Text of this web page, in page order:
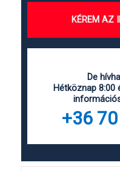
KÉREM AZ
De
Hétköznap 8:00
+36